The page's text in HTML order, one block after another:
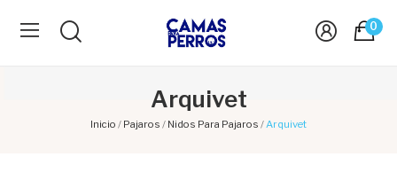
0
Arquivet
Inicio Pajaros Nidos Para Pajaros Arquivet